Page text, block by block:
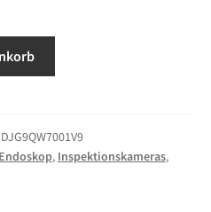
Endoskop, Inspektionskameras,